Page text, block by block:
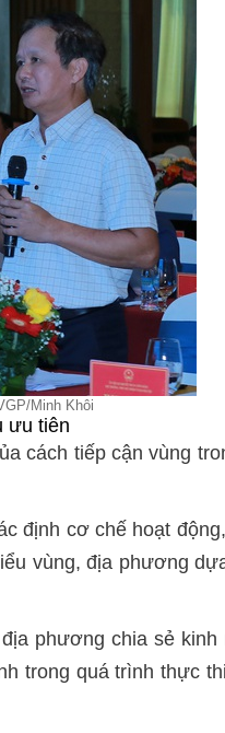
Minh Khôi
ưu tiên
cách tiếp cận vùng
định cơ chế hoạt
vùng, địa phương
phương chia sẻ
trong quá trình thực